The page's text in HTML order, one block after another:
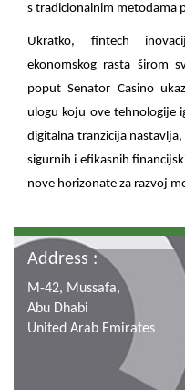
s tradicionalnim metodama
Ukratko, fintech
ekonomskog rasta širom
poput Senator Casino
ulogu koju ove tehnologije
digitalna tranzicija
sigurnih i efikasnih
nove horizonate za razvoj
Address :
M-42, Mussafa,
Abu Dhabi
United Arab Emirates